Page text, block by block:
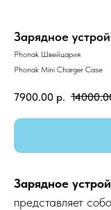
Зарядное
Phonak Швейцария
Phonak Mini Charger Case
7900.00 р.
Зарядное
представляет